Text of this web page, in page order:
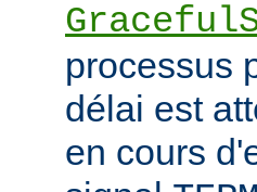
processus
délai est
en cours